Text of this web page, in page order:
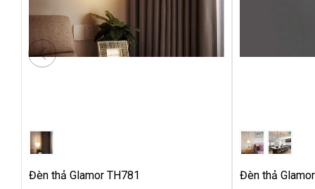
Tư vấn cách lắp đặt
Cách lắp đèn thả bàn ăn đơn giản nhất
Đèn thả Glamor TH781 Đèn thả